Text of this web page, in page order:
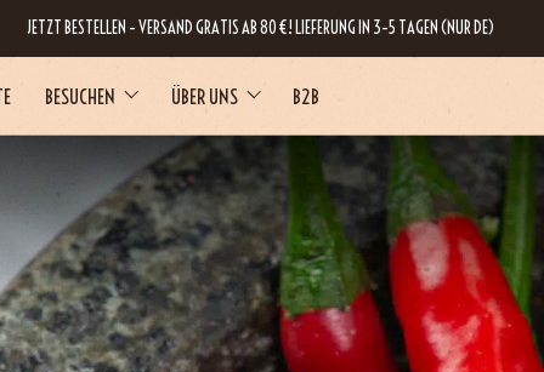
JETZT BESTELLEN – VERSAND GRATIS AB 80 €! LIEFERUNG IN 3–5 TAGEN (NUR DE)
BESUCHEN ÜBER UNS B2B